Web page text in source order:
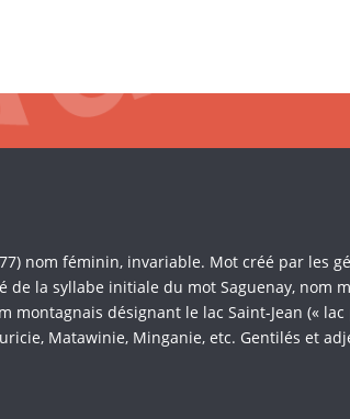
nom féminin, invariable. Mot créé par les
de la syllabe initiale du mot Saguenay,
montagnais désignant le lac Saint-Jean («
Matawinie, Minganie, etc. Gentilés et